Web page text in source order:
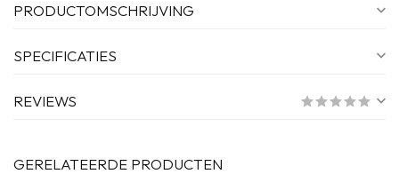
PRODUCTOMSCHRIJVING
SPECIFICATIES
REVIEWS
GERELATEERDE PRODUCTEN